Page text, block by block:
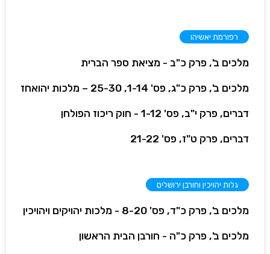
רפורמת יאשיהו
מלכים ב', פרק כ"ב - מציאת ספר הברית
מלכים ב', פרק כ"ג, פס' 1-14, 25-30 – מלכות יהואחז
דברים, פרק י"ב, פס' 1-12 - חוק ריכוז הפולחן
דברים, פרק ט"ז, פס' 21-22
גלות יהויכין וחורבן ירושלים
מלכים ב', פרק כ"ד, פס' 8-20 - מלכות יהויקים ויהויכין
מלכים ב', פרק כ"ה - חורבן הבית הראשון